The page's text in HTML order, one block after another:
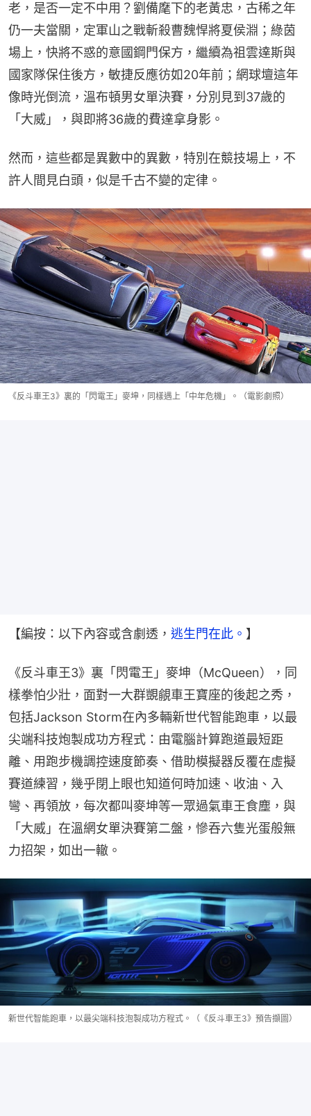
老，是否一定不中用？劉備麾下的老黃忠，古稀之年
仍一夫當關，定軍山之戰斬殺曹魏悍將夏侯淵；綠茵
場上，快將不惑的意國鋼門保方，繼續為祖雲達斯與
國家隊保住後方，敏捷反應彷如20年前；網球壇這年
像時光倒流，溫布頓男女單決賽，分別見到37歲的
「大威」，與即將36歲的費達拿身影。
然而，這些都是異數中的異數，特別在競技場上，不
許人間見白頭，似是千古不變的定律。
《反斗車王3》裏的「閃電王」麥坤，同樣遇上「中年危機」。（電影劇照）
【編按：以下內容或含劇透， 逃生門在此。 】
《反斗車王3》裏「閃電王」麥坤（McQueen），同
樣拳怕少壯，面對一大群覬覦車王寶座的後起之秀，
包括Jackson Storm在內多輛新世代智能跑車，以最
尖端科技炮製成功方程式：由電腦計算跑道最短距
離、用跑步機調控速度節奏、借助模擬器反覆在虛擬
賽道練習，幾乎閉上眼也知道何時加速、收油、入
彎、再領放，每次都叫麥坤等一眾過氣車王食塵，與
「大威」在溫網女單決賽第二盤，慘吞六隻光蛋般無
力招架，如出一轍。
新世代智能跑車，以最尖端科技泡製成功方程式。（《反斗車王3》預告擷圖）